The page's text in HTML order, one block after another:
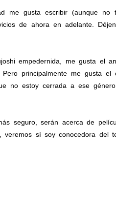
me gusta escribir (aunque no
de ahora en adelante.
empedernida, me gusta el
principalmente me gusta el
no estoy cerrada a ese género
seguro, serán acerca de
sí soy conocedora del